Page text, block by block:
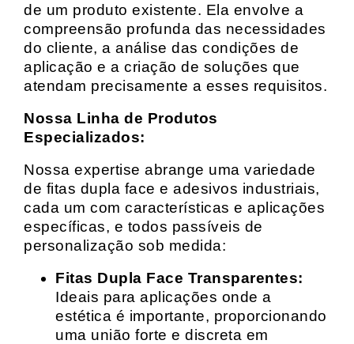
de um produto existente. Ela envolve a
compreensão profunda das necessidades
do cliente, a análise das condições de
aplicação e a criação de soluções que
atendam precisamente a esses requisitos.
Nossa Linha de Produtos
Especializados:
Nossa expertise abrange uma variedade
de fitas dupla face e adesivos industriais,
cada um com características e aplicações
específicas, e todos passíveis de
personalização sob medida:
Fitas Dupla Face Transparentes:
Ideais para aplicações onde a
estética é importante, proporcionando
uma união forte e discreta em